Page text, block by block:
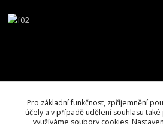
Pro základní funkčnost, zpříjemnění
účely a v případě udělení souhlasu
využíváme soubory cookies.